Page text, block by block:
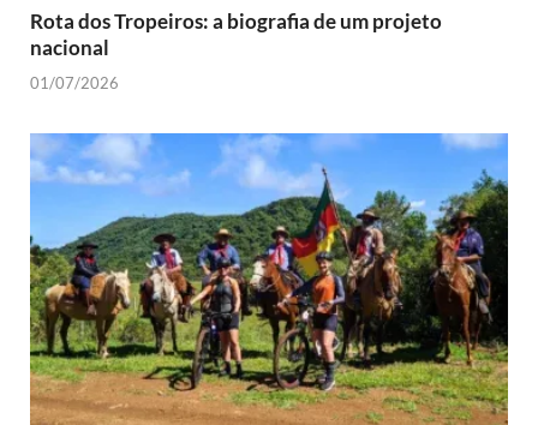
Rota dos Tropeiros: a biografia de um projeto
nacional
01/07/2026